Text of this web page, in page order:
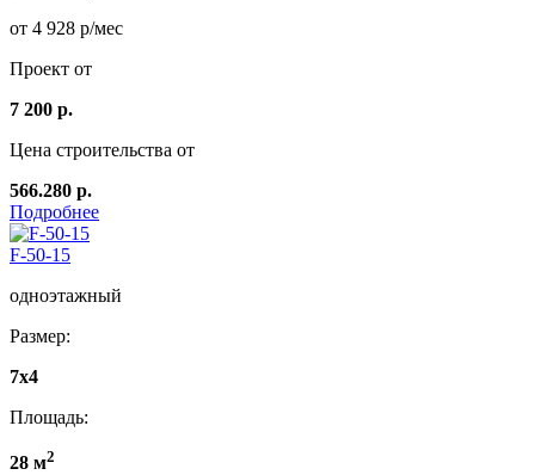
от 4 928 р/мес
Проект от
7 200 р.
Цена строительства от
566.280 р.
Подробнее
F-50-15
одноэтажный
Размер:
7x4
Площадь:
28 м2